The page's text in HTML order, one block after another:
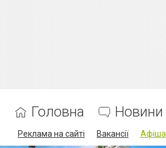
Головна Новини
Реклама на сайті Вакансії Афіша